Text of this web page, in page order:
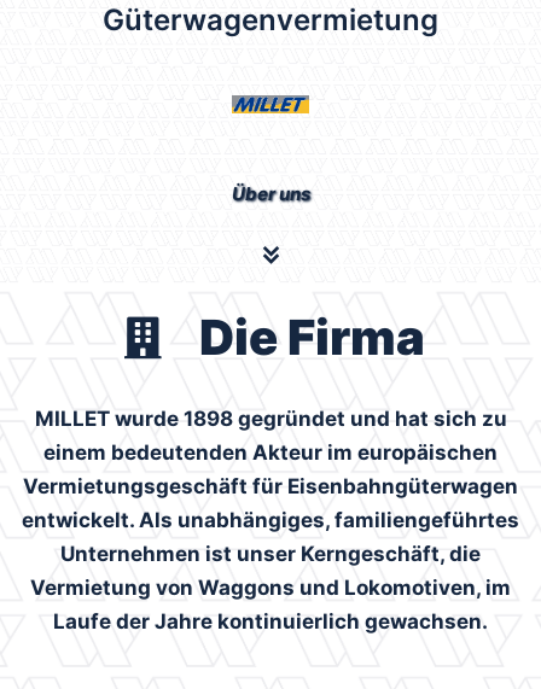
Güterwagenvermietung
Über uns
Die Firma
MILLET wurde 1898 gegründet und hat sich zu
einem bedeutenden Akteur im europäischen
Vermietungsgeschäft für Eisenbahngüterwagen
entwickelt. Als unabhängiges, familiengeführtes
Unternehmen ist unser Kerngeschäft, die
Vermietung von Waggons und Lokomotiven, im
Laufe der Jahre kontinuierlich gewachsen.